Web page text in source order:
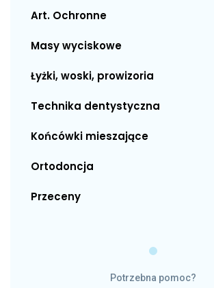
Art. Ochronne
Masy wyciskowe
Łyżki, woski, prowizoria
Technika dentystyczna
Końcówki mieszające
Ortodoncja
Przeceny
Potrzebna pomoc?